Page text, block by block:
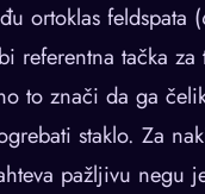
ortoklas feldspata
referentna tačka za
to znači da ga
staklo. Za
pažljivu negu